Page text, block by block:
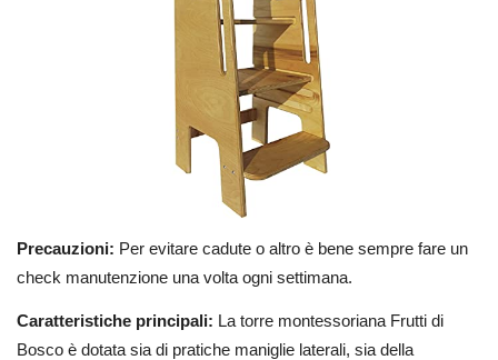
Precauzioni: Per evitare cadute o altro è bene sempre fare un
check manutenzione una volta ogni settimana.
Caratteristiche principali: La torre montessoriana Frutti di
Bosco è dotata sia di pratiche maniglie laterali, sia della